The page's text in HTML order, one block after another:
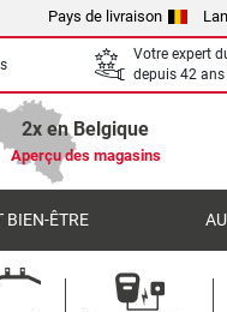
Pays de livraison
Votre expert
depuis 42 ans
2x en Belgique
Aperçu des magasins
BIEN-ÊTRE